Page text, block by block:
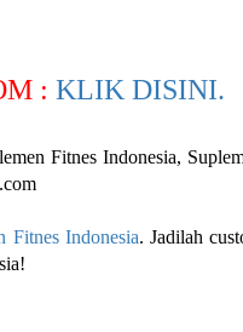
:KLIK DISINI.
Fitnes Indonesia,
Fitnes Indonesia. Jadilah